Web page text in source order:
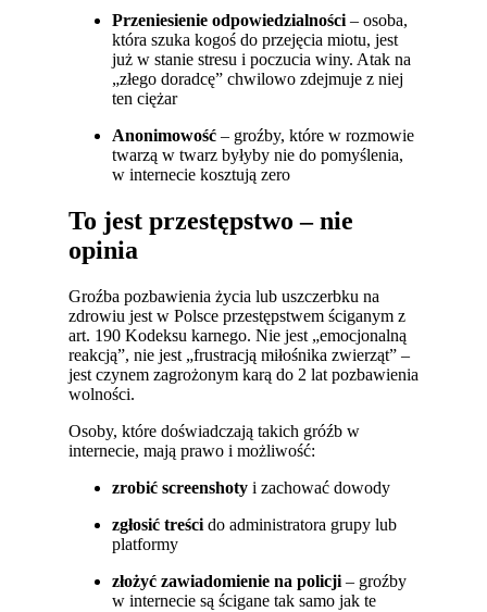
Przeniesienie odpowiedzialności – osoba,
która szuka kogoś do przejęcia miotu, jest
już w stanie stresu i poczucia winy. Atak na
„złego doradcę” chwilowo zdejmuje z niej
ten ciężar
Anonimowość – groźby, które w rozmowie
twarzą w twarz byłyby nie do pomyślenia,
w internecie kosztują zero
To jest przestępstwo – nie
opinia
Groźba pozbawienia życia lub uszczerbku na
zdrowiu jest w Polsce przestępstwem ściganym z
art. 190 Kodeksu karnego. Nie jest „emocjonalną
reakcją”, nie jest „frustracją miłośnika zwierząt” –
jest czynem zagrożonym karą do 2 lat pozbawienia
wolności.
Osoby, które doświadczają takich gróźb w
internecie, mają prawo i możliwość:
zrobić screenshoty i zachować dowody
zgłosić treści do administratora grupy lub
platformy
złożyć zawiadomienie na policji – groźby
w internecie są ścigane tak samo jak te